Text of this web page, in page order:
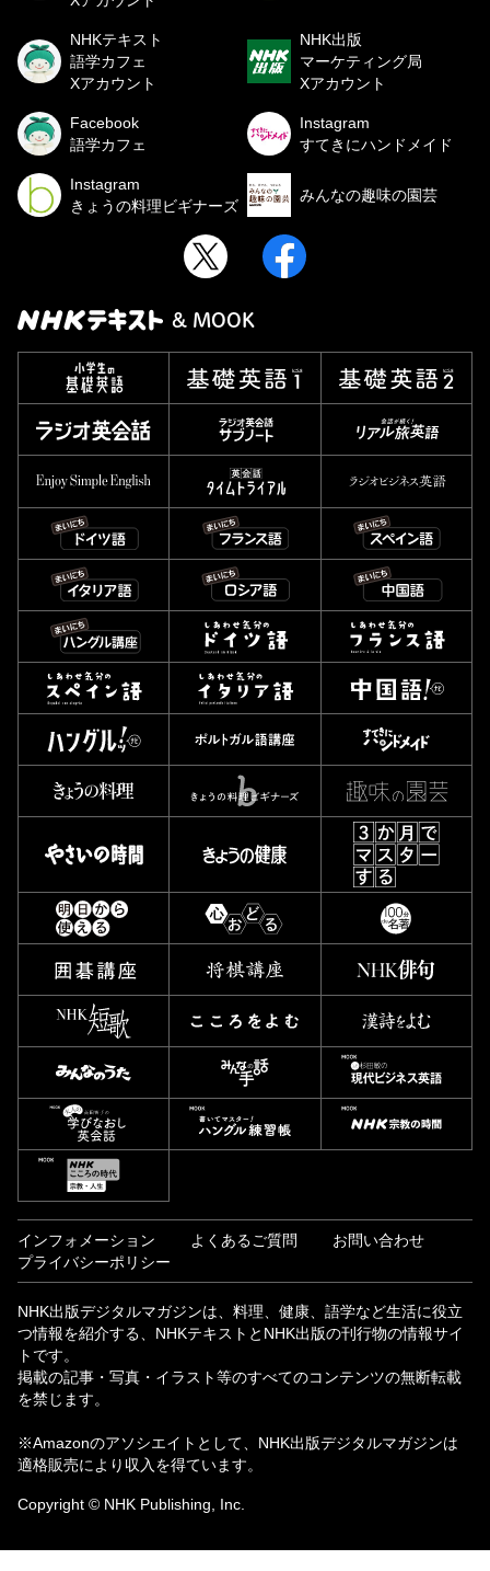
NHKテキスト
語学カフェ
Xアカウント
NHK出版
マーケティング局
Xアカウント
Facebook
語学カフェ
Instagram
すてきにハンドメイド
Instagram
きょうの料理ビギナーズ
みんなの趣味の園芸
& MOOK
インフォメーション よくあるご質問
お問い合わせ
プライバシーポリシー
NHK出版デジタルマガジンは、料理、健康、語学など生活に役立
つ情報を紹介する、NHKテキストとNHK出版の刊行物の情報サイ
トです。
掲載の記事・写真・イラスト等のすべてのコンテンツの無断転載
を禁じます。
※Amazonのアソシエイトとして、NHK出版デジタルマガジンは
適格販売により収入を得ています。
Copyright © NHK Publishing, Inc.